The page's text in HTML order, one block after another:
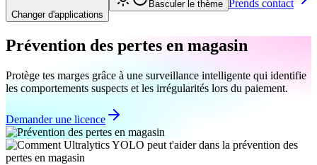
Changer d'applications
Basculer le thème Prends contact
Prévention des pertes en magasin
Protège tes marges grâce à une surveillance intelligente qui identifie
les comportements suspects et les irrégularités lors du paiement.
Demander une licence